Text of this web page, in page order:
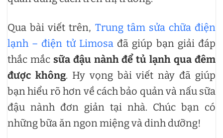
Qua bài viết trên, Trung tâm sửa chữa điện
lạnh – điện tử Limosa đã giúp bạn giải đáp
thắc mắc sữa đậu nành để tủ lạnh qua đêm
được không. Hy vọng bài viết này đã giúp
bạn hiểu rõ hơn về cách bảo quản và nấu sữa
đậu nành đơn giản tại nhà. Chúc bạn có
những bữa ăn ngon miệng và dinh dưỡng!